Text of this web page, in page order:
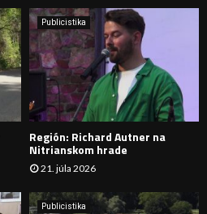
H
D
A
Publicistika
Región: Richard Autner na
Nitrianskom hrade
21. júla 2026
Publicistika